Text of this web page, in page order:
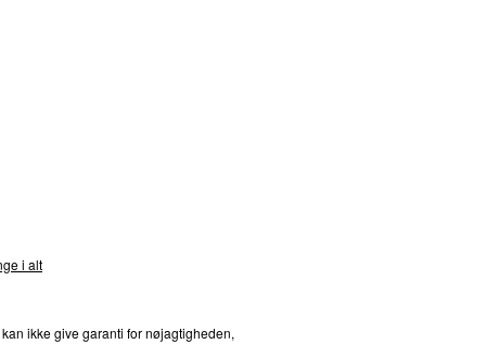
i alt
ikke give garanti for nøjagtigheden,